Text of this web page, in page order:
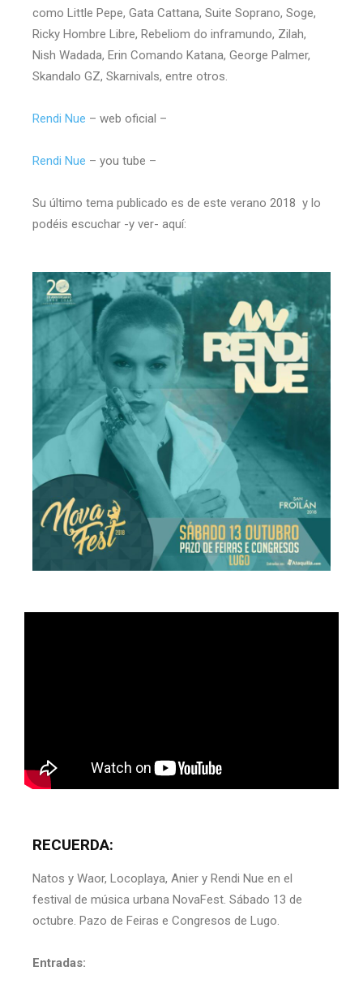
como Little Pepe, Gata Cattana, Suite Soprano, Soge,
Ricky Hombre Libre, Rebeliom do inframundo, Zilah,
Nish Wadada, Erin Comando Katana, George Palmer,
Skandalo GZ, Skarnivals, entre otros.
Rendi Nue – web oficial –
Rendi Nue – you tube –
Su último tema publicado es de este verano 2018 y lo
podéis escuchar -y ver- aquí:
RECUERDA:
Natos y Waor, Locoplaya, Anier y Rendi Nue en el
festival de música urbana NovaFest. Sábado 13 de
octubre. Pazo de Feiras e Congresos de Lugo.
Entradas: